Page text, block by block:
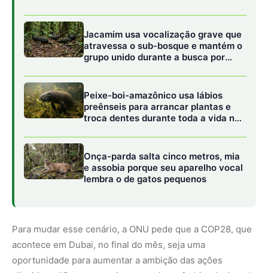
Para mudar esse cenário, a ONU pede que a COP28, que
acontece em Dubai, no final do mês, seja uma
oportunidade para aumentar a ambição das ações
climáticas. “Os compromissos atuais no âmbito do Acordo
de Paris colocam o mundo no caminho para um aumento
da temperatura de 2,5ºC a 2,9ºC acima dos níveis pré-
urgente de uma maior ação climática”, diz o relatório.
Entre as medidas necessárias, estão o fim da produção e
uso de carvão até 2040; e uma redução de pelo menos
três quartos na produção e uso de petróleo e gás até
fracasso dessas medidas para se desenvolver em escala
que exige uma eliminação global ainda mais rápida de
todos os combustíveis fósseis”, complementa o estudo.